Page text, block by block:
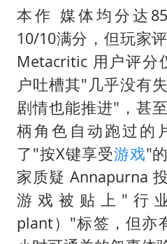
本作 媒体均分达
10/10满分，但玩家
Metacritic 用户评分
户吐槽其"几乎没有
剧情也能推进"，甚
柄角色自动跑过的
了"按X键享受游戏"
家质疑 Annapurna
游戏被贴上"行
plant）"标签，但亦